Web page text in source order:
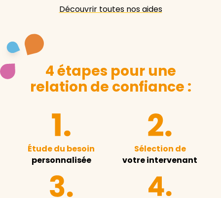
Découvrir toutes nos aides
4 étapes pour une
relation de confiance :
Étude du besoin
personnalisée
Sélection de
votre intervenant